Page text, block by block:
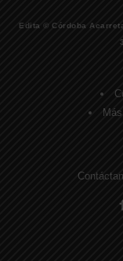
Edita © Córdoba